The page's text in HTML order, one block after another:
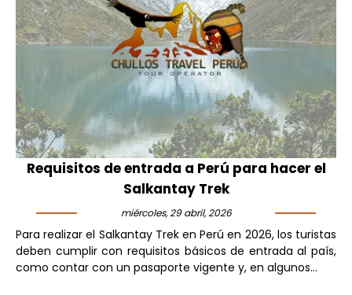
Requisitos de entrada a Perú para hacer el
Salkantay Trek
miércoles, 29 abril, 2026
Para realizar el Salkantay Trek en Perú en 2026, los turistas
deben cumplir con requisitos básicos de entrada al país,
como contar con un pasaporte vigente y, en algunos...